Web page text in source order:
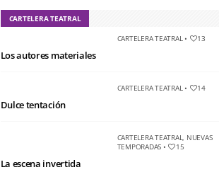
CARTELERA TEATRAL
CARTELERA TEATRAL• 13
Los autores materiales
CARTELERA TEATRAL• 14
Dulce tentación
CARTELERA TEATRAL, NUEVAS
TEMPORADAS • 15
La escena invertida